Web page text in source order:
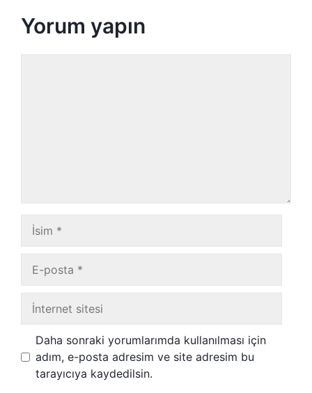
Yorum yapın
İsim
posta
İnternet
sitesi
Daha sonraki yorumlarımda kullanılması için
adım, e-posta adresim ve site adresim bu
tarayıcıya kaydedilsin.